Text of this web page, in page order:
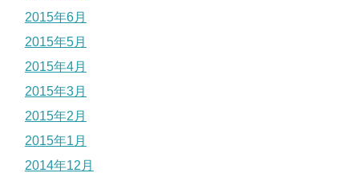
2015年6月
2015年5月
2015年4月
2015年3月
2015年2月
2015年1月
2014年12月